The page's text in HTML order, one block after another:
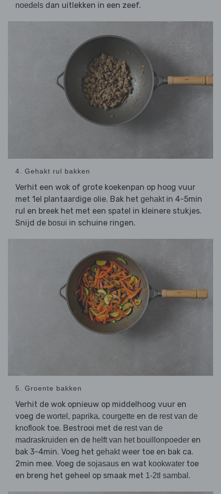
noedels dan uitlekken in een zeef.
4. Gehakt rul bakken
Verhit een wok of grote koekenpan op hoog vuur
met 1el plantaardige olie. Bak het gehakt in 4-5min
rul en breek het met een spatel in kleinere stukjes.
Snijd de bosui in schuine ringen.
5. Groente bakken
Verhit de wok opnieuw op middelhoog vuur en
voeg de wortel , paprika, courgette en de rest van de
knoflook toe. Bestrooi met de rest van de
madraskruiden en de helft van het bouillonpoeder en
bak 3-4min. Voeg het gehaktweer toe en bak ca.
2min mee. Voeg de sojasaus en wat kookwater toe
en breng het geheel op smaak met 1-2tl sambal .